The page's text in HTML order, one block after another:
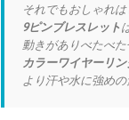
それでもおしゃれは
9ピンブレスレット
動きがありべたべた
カラーワイヤーリン
より汗や水に強め